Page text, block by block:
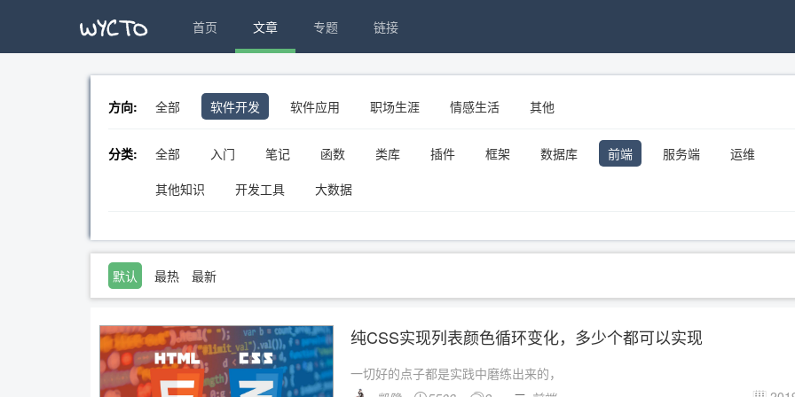
首页 文章 专题 链接
方向: 全部 软件开发 软件应用 职场生涯 情感生活 其他
分类: 全部 入门 笔记 函数 类库 插件 框架 数据库 前端 服务端
运维
其他知识
开发工具 大数据
默认 最热 最新
纯CSS实现列表颜色循环变化，多少个都可以实现
一切好的点子都是实践中磨练出来的，